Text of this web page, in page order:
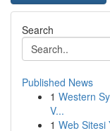
Search
Published News
1 Western
V...
1 Web Sitesi